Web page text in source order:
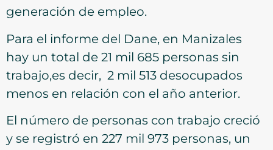
generación de empleo.
Para el informe del Dane, en Manizales
hay un total de 21 mil 685 personas sin
trabajo,es decir, 2 mil 513 desocupados
menos en relación con el año anterior.
El número de personas con trabajo creció
y se registró en 227 mil 973 personas, un